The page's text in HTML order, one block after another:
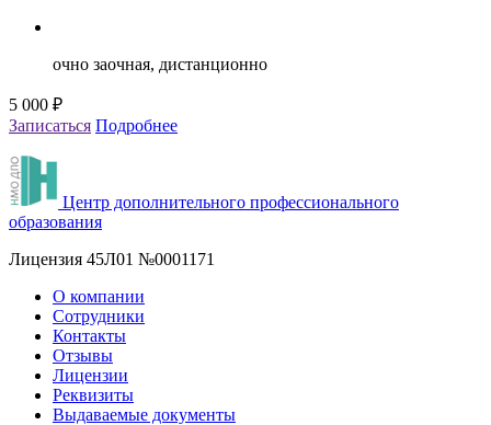
очно заочная, дистанционно
5 000 ₽
Записаться Подробнее
Центр дополнительного профессионального
образования
Лицензия 45Л01 №0001171
О компании
Сотрудники
Контакты
Отзывы
Лицензии
Реквизиты
Выдаваемые документы